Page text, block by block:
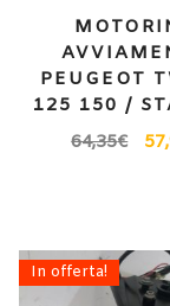
PEUGEOT
125 150 /
64,35€
In offerta!